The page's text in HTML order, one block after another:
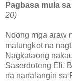
Pagbasa mula
20)
Noong mga araw
malungkot na
Nagkataong
Saserdoteng Eli.
na nanalangin sa